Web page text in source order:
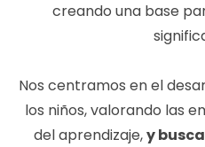
creando una base
Nos centramos en el
los niños, valorando las
del aprendizaje,y